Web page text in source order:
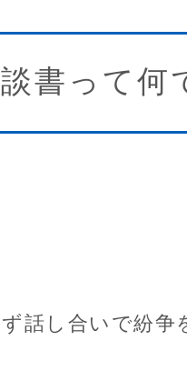
書って何
話し合いで紛争